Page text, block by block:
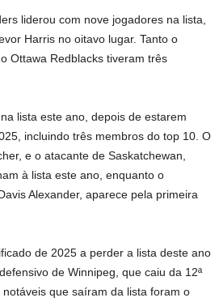
liderou com nove jogadores na lista,
Harris no oitavo lugar. Tanto o
Ottawa Redblacks tiveram três
lista este ano, depois de estarem
incluindo três membros do top 10. O
e o atacante de Saskatchewan,
à lista este ano, enquanto o
Alexander, aparece pela primeira
de 2025 a perder a lista deste ano
de Winnipeg, que caiu da 12ª
​​​​que saíram da lista foram o